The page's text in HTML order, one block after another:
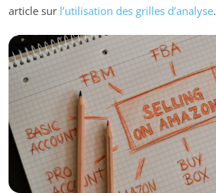
article sur l’utilisation des grilles d’analyse.